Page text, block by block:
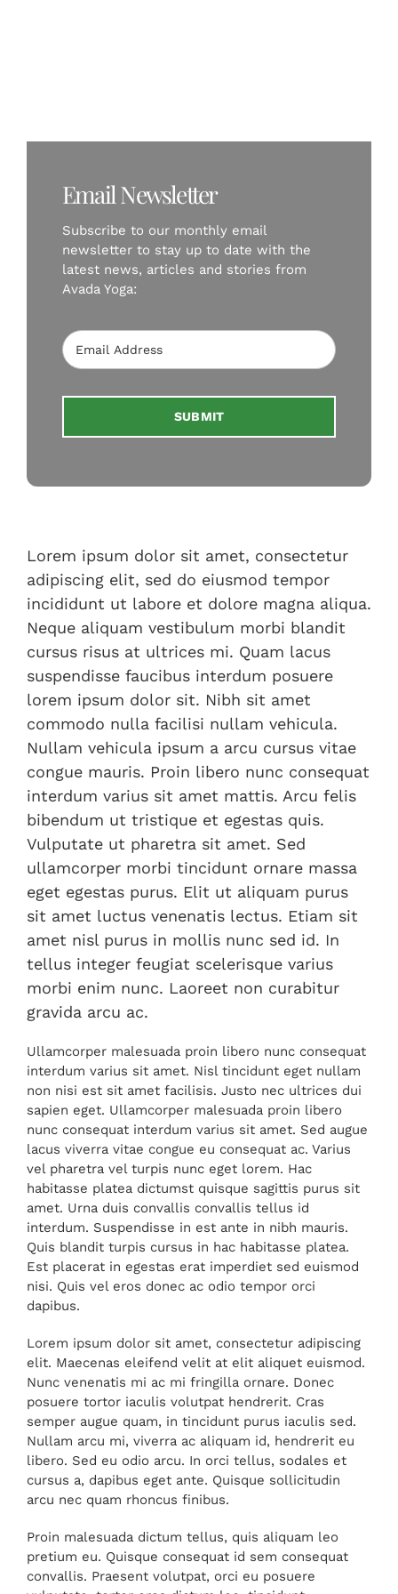
Email Newsletter
Subscribe to our monthly email
newsletter to stay up to date with the
latest news, articles and stories from
Avada Yoga:
SUBMIT
Lorem ipsum dolor sit amet, consectetur
adipiscing elit, sed do eiusmod tempor
incididunt ut labore et dolore magna aliqua.
Neque aliquam vestibulum morbi blandit
cursus risus at ultrices mi. Quam lacus
suspendisse faucibus interdum posuere
lorem ipsum dolor sit. Nibh sit amet
commodo nulla facilisi nullam vehicula.
Nullam vehicula ipsum a arcu cursus vitae
congue mauris. Proin libero nunc consequat
interdum varius sit amet mattis. Arcu felis
bibendum ut tristique et egestas quis.
Vulputate ut pharetra sit amet. Sed
ullamcorper morbi tincidunt ornare massa
eget egestas purus. Elit ut aliquam purus
sit amet luctus venenatis lectus. Etiam sit
amet nisl purus in mollis nunc sed id. In
tellus integer feugiat scelerisque varius
morbi enim nunc. Laoreet non curabitur
gravida arcu ac.
Ullamcorper malesuada proin libero nunc consequat
interdum varius sit amet. Nisl tincidunt eget nullam
non nisi est sit amet facilisis. Justo nec ultrices dui
sapien eget. Ullamcorper malesuada proin libero
nunc consequat interdum varius sit amet. Sed augue
lacus viverra vitae congue eu consequat ac. Varius
vel pharetra vel turpis nunc eget lorem. Hac
habitasse platea dictumst quisque sagittis purus sit
amet. Urna duis convallis convallis tellus id
interdum. Suspendisse in est ante in nibh mauris.
Quis blandit turpis cursus in hac habitasse platea.
Est placerat in egestas erat imperdiet sed euismod
nisi. Quis vel eros donec ac odio tempor orci
dapibus.
Lorem ipsum dolor sit amet, consectetur adipiscing
elit. Maecenas eleifend velit at elit aliquet euismod.
Nunc venenatis mi ac mi fringilla ornare. Donec
posuere tortor iaculis volutpat hendrerit. Cras
semper augue quam, in tincidunt purus iaculis sed.
Nullam arcu mi, viverra ac aliquam id, hendrerit eu
libero. Sed eu odio arcu. In orci tellus, sodales et
cursus a, dapibus eget ante. Quisque sollicitudin
arcu nec quam rhoncus finibus.
Proin malesuada dictum tellus, quis aliquam leo
pretium eu. Quisque consequat id sem consequat
convallis. Praesent volutpat, orci eu posuere